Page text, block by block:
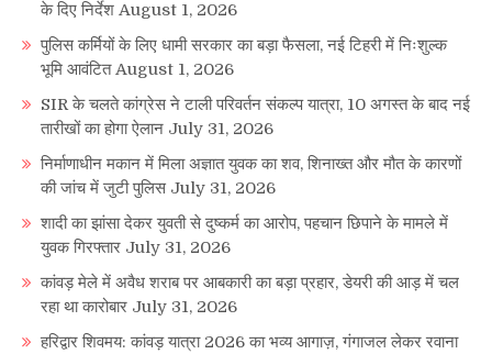
के दिए निर्देश August 1, 2026
पुलिस कर्मियों के लिए धामी सरकार का बड़ा फैसला, नई टिहरी में निःशुल्क
भूमि आवंटित August 1, 2026
SIR के चलते कांग्रेस ने टाली परिवर्तन संकल्प यात्रा, 10 अगस्त के बाद नई
तारीखों का होगा ऐलान July 31, 2026
निर्माणाधीन मकान में मिला अज्ञात युवक का शव, शिनाख्त और मौत के कारणों
की जांच में जुटी पुलिस July 31, 2026
शादी का झांसा देकर युवती से दुष्कर्म का आरोप, पहचान छिपाने के मामले में
युवक गिरफ्तार July 31, 2026
कांवड़ मेले में अवैध शराब पर आबकारी का बड़ा प्रहार, डेयरी की आड़ में चल
रहा था कारोबार July 31, 2026
हरिद्वार शिवमय: कांवड़ यात्रा 2026 का भव्य आगाज़, गंगाजल लेकर रवाना